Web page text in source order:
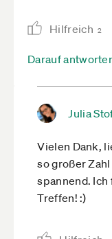
Hilfreich 2
Darauf
Julia
Vielen Dank,
so großer
spannend. Ich
Treffen! :)